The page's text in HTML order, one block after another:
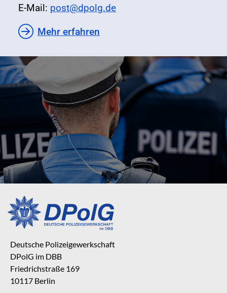
E-Mail: post@dpolg.de
Mehr erfahren
Deutsche Polizeigewerkschaft
DPolG im DBB
Friedrichstraße 169
10117 Berlin